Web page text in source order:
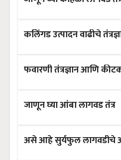
कलिंगड उत्पादन वाढीचे
फवारणी तंत्रज्ञान आणि
जाणून घ्या आंबा लागवड तंत्र
असे आहे सुर्यफुल लागवडीचे